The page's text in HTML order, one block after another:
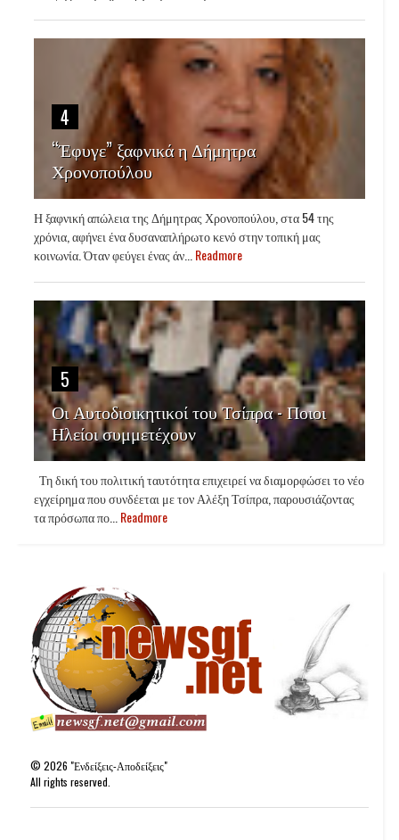
4
“Έφυγε” ξαφνικά η Δήμητρα
Χρονοπούλου
Η ξαφνική απώλεια της Δήμητρας Χρονοπούλου, στα 54 της
χρόνια, αφήνει ένα δυσαναπλήρωτο κενό στην τοπική μας
κοινωνία. Όταν φεύγει ένας άν... Readmore
5
Οι Αυτοδιοικητικοί του Τσίπρα - Ποιοι
Ηλείοι συμμετέχουν
Τη δική του πολιτική ταυτότητα επιχειρεί να διαμορφώσει το νέο
εγχείρημα που συνδέεται με τον Αλέξη Τσίπρα, παρουσιάζοντας
τα πρόσωπα πο... Readmore
©2026 "Ενδείξεις-Αποδείξεις"
All rights reserved.